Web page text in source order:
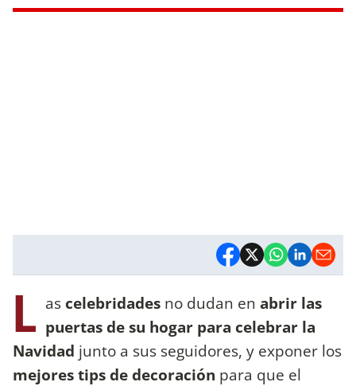
L as celebridades no dudan en abrir las
puertas de su hogar para celebrar la
Navidad junto a sus seguidores, y exponer los
mejores tips de decoración para que el